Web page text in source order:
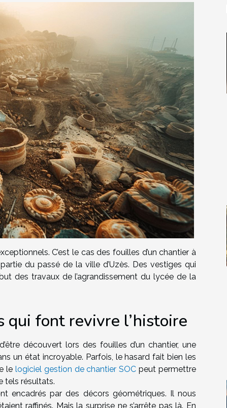
C’est le cas des fouilles d’un chantier à
du passé de la ville d’Uzès. Des vestiges qui
des travaux de l’agrandissement du lycée de la
qui font revivre l’histoire
découvert lors des fouilles d’un chantier, une
un état incroyable. Parfois, le hasard fait bien les
le logiciel gestion de chantier SOC peut permettre
tels résultats.
encadrés par des décors géométriques. Il nous
raffinés. Mais la surprise ne s’arrête pas là. En